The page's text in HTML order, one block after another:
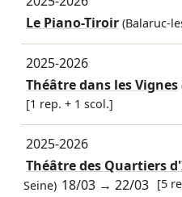
Le Piano-Tiroir(Balaruc-
2025-2026
Théâtre dans les Vignes
[1 rep. + 1 scol.]
2025-2026
Théâtre des Quartiers
Seine) 18/03 →22/03 [5